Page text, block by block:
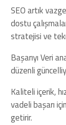
SEO artık
dostu
stratejisi ve
Başarıyı Veri
düzenli
Kaliteli içerik,
vadeli başarı
getirir.